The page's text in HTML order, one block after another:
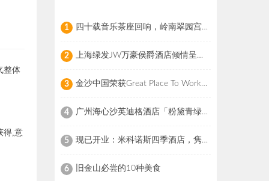
整体
得,意
1 四十载音乐茶座回响，岭南翠园宫焕新启幕
2 上海绿发JW万豪侯爵酒店倾情呈现蔬苑派对暨七周年庆典
3 金沙中国荣获Great Place To Work认证™
4 广州海心沙英迪格酒店「粉黛青绿」主题夏日婚礼沙龙圆满落幕
5 现已开业：米科诺斯四季酒店，隽永奢华与海岛灵韵的完美交融
6 旧金山必尝的10种美食